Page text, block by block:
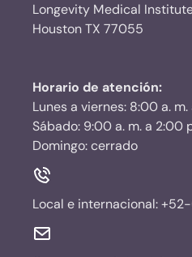
Longevity Medical Institute
Houston TX 77055
Horario de atención:
Lunes a viernes: 8:00 a.
Sábado: 9:00 a. m. a 2:00
Domingo: cerrado
Local e internacional: